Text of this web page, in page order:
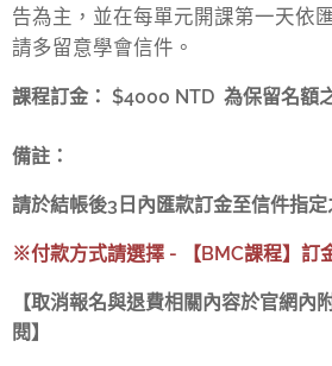
告為主，並在每單元開課第一天依
請多留意學會信件。
課程訂金： $4000 NTD 為保留名額
備註：
請於結帳後3日內匯款訂金至信件指定
※付款方式請選擇 - 【BMC課程】訂
【取消報名與退費相關內容於官網內
閱】